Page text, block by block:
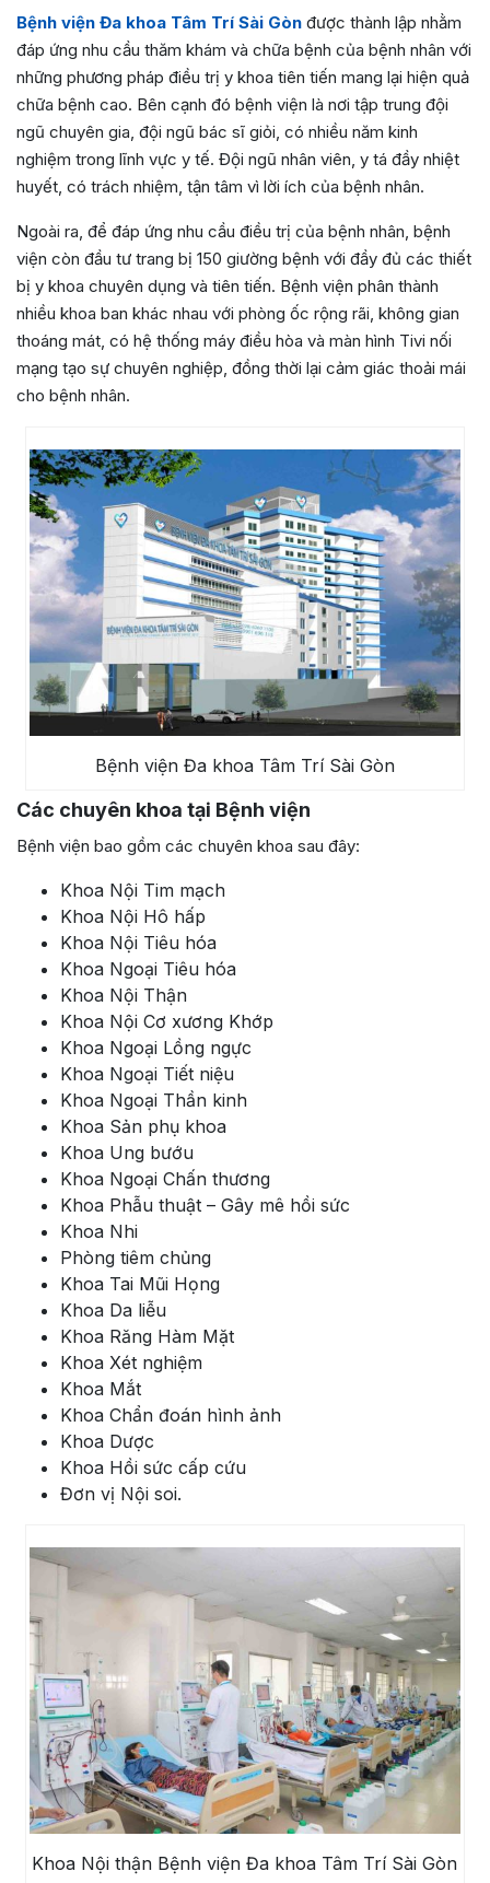
Bệnh viện Đa khoa Tâm Trí Sài Gòn được thành lập nhằm
đáp ứng nhu cầu thăm khám và chữa bệnh của bệnh nhân với
những phương pháp điều trị y khoa tiên tiến mang lại hiện quả
chữa bệnh cao. Bên cạnh đó bệnh viện là nơi tập trung đội
ngũ chuyên gia, đội ngũ bác sĩ giỏi, có nhiều năm kinh
nghiệm trong lĩnh vực y tế. Đội ngũ nhân viên, y tá đầy nhiệt
huyết, có trách nhiệm, tận tâm vì lời ích của bệnh nhân.
Ngoài ra, để đáp ứng nhu cầu điều trị của bệnh nhân, bệnh
viện còn đầu tư trang bị 150 giường bệnh với đầy đủ các thiết
bị y khoa chuyên dụng và tiên tiến. Bệnh viện phân thành
nhiều khoa ban khác nhau với phòng ốc rộng rãi, không gian
thoáng mát, có hệ thống máy điều hòa và màn hình Tivi nối
mạng tạo sự chuyên nghiệp, đồng thời lại cảm giác thoải mái
cho bệnh nhân.
Bệnh viện Đa khoa Tâm Trí Sài Gòn
Các chuyên khoa tại Bệnh viện
Bệnh viện bao gồm các chuyên khoa sau đây:
Khoa Nội Tim mạch
Khoa Nội Hô hấp
Khoa Nội Tiêu hóa
Khoa Ngoại Tiêu hóa
Khoa Nội Thận
Khoa Nội Cơ xương Khớp
Khoa Ngoại Lồng ngực
Khoa Ngoại Tiết niệu
Khoa Ngoại Thần kinh
Khoa Sản phụ khoa
Khoa Ung bướu
Khoa Ngoại Chấn thương
Khoa Phẫu thuật – Gây mê hồi sức
Khoa Nhi
Phòng tiêm chủng
Khoa Tai Mũi Họng
Khoa Da liễu
Khoa Răng Hàm Mặt
Khoa Xét nghiệm
Khoa Mắt
Khoa Chẩn đoán hình ảnh
Khoa Dược
Khoa Hồi sức cấp cứu
Đơn vị Nội soi.
Khoa Nội thận Bệnh viện Đa khoa Tâm Trí Sài Gòn